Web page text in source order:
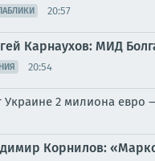
20:57
Карнаухов: МИД
20:54
Украине 2 милиона
Корнилов: